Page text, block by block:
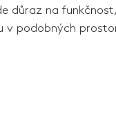
důraz na
v podobných